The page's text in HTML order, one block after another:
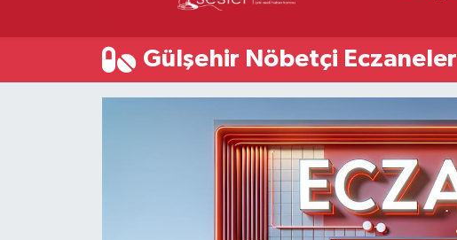
Gülşehir Nöbetçi Eczaneler
Son Dakika Haberleri